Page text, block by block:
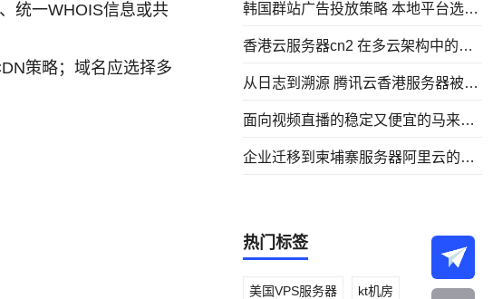
统一WHOIS信息或共
策略；域名应选择多
韩国群站广告投放策略 本地平台选择
香港云服务器cn2 在多云架构中的网
从日志到溯源 腾讯云香港服务器被攻
面向视频直播的稳定又便宜的马来西
企业迁移到柬埔寨服务器阿里云的步
热门标签
美国VPS服务器 kt机房